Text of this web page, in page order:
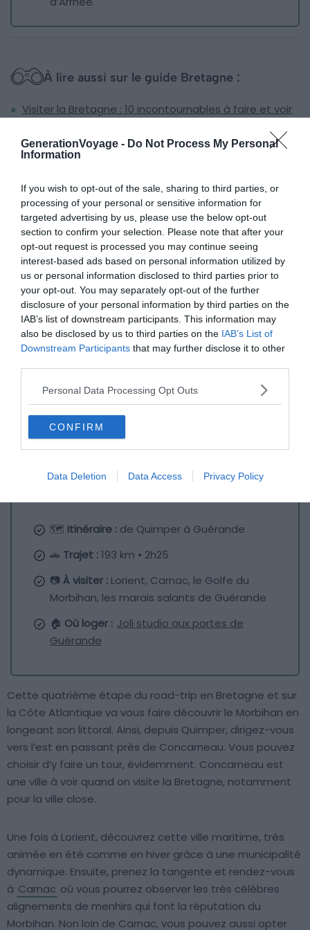
GenerationVoyage - Do Not Process My Personal
Information
If you wish to opt-out of the sale, sharing to third parties, or
processing of your personal or sensitive information for
targeted advertising by us, please use the below opt-out
section to confirm your selection. Please note that after your
opt-out request is processed you may continue seeing
interest-based ads based on personal information utilized by
us or personal information disclosed to third parties prior to
your opt-out. You may separately opt-out of the further
disclosure of your personal information by third parties on the
IAB’s list of downstream participants. This information may
also be disclosed by us to third parties on the IAB’s List of
Downstream Participants that may further disclose it to other
Personal Data Processing Opt Outs
CONFIRM
Data Deletion Data Access Privacy Policy
À lire aussi sur le guide Bretagne :
Visiter la Bretagne : 10 incontournables à faire et voir
Les 14 choses incontournables sur la Côte de Granit
Les 8 meilleurs Airbnb avec vue sur mer en Bretagne
4. …et le Morbihan, d’ouest en est
Crédit photo : Shutterstock – diegomori80
🗺️ Itinéraire : de Quimper à Guérande
🚗 Trajet :193 km • 2h25
📷À visiter : Lorient, Carnac, le Golfe du
Morbihan, les marais salants de Guérande
🏠 Où loger : Joli studio aux portes de
Guérande
Cette quatrième étape du road-trip en Bretagne et sur
la Côte Atlantique va vous faire découvrir le Morbihan en
longeant son littoral. Ainsi, depuis Quimper, dirigez-vous
vers l’est en passant près de Concarneau. Vous pouvez
choisir d’y faire un tour, évidemment. Concarneau est
une ville à voir quand on visite la Bretagne, notamment
pour la ville close.
Une fois à Lorient, découvrez cette ville maritime, très
animée en été comme en hiver grâce à une municipalité
dynamique. Ensuite, prenez la tangente et rendez-vous
à Carnac où vous pourrez observer les très célèbres
alignements de menhirs qui font la réputation du
Morbihan. Non loin de Carnac, vous pouvez aussi opter